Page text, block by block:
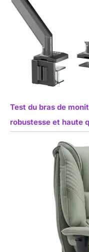
Test du bras de
robustesse et haute